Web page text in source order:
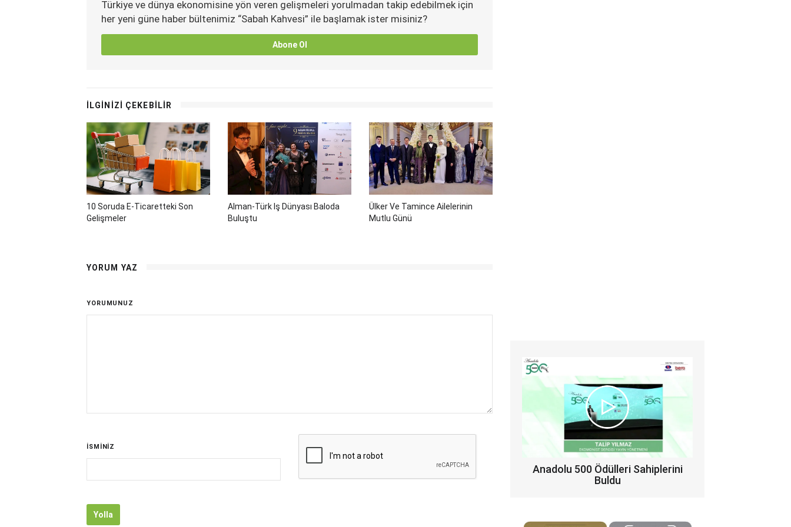
Türkiye ve dünya ekonomisine yön veren gelişmeleri yorulmadan takip edebilmek için
her yeni güne haber bültenimiz “Sabah Kahvesi” ile başlamak ister misiniz?
Abone Ol
İLGİNİZİ ÇEKEBİLİR
10 Soruda E-Ticaretteki Son
Gelişmeler
Alman-Türk Iş Dünyası Baloda
Buluştu
Ülker Ve Tamince Ailelerinin
Mutlu Günü
YORUM YAZ
YORUMUNUZ
İSMİNİZ
Yolla
Anadolu 500 Ödülleri Sahiplerini
Buldu